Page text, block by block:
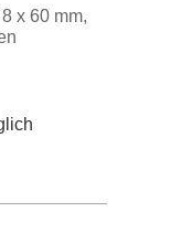
x 60 mm,